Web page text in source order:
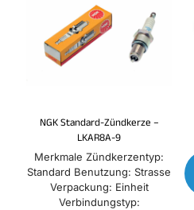
NGK Standard-Zündkerze –
LKAR8A-9
Merkmale Zündkerzentyp:
Standard Benutzung: Strasse
Verpackung: Einheit
Verbindungstyp: